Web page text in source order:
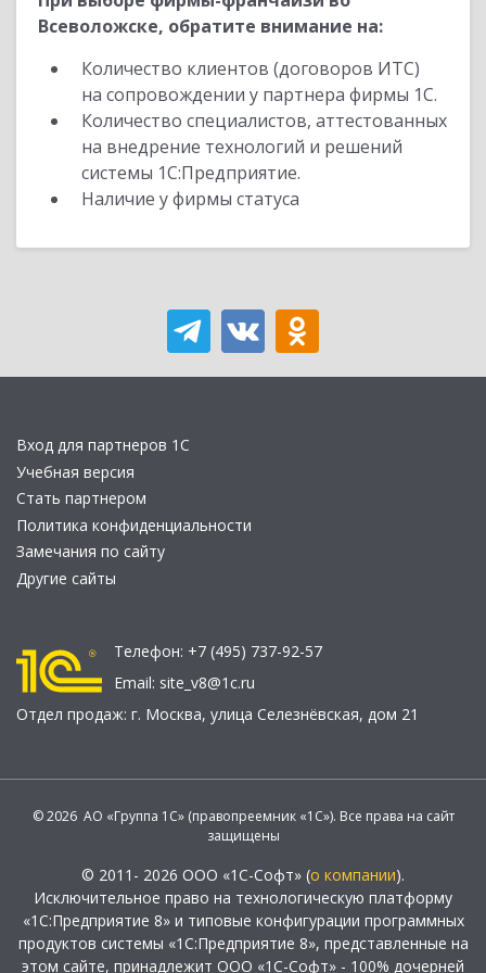
Всеволожске, обратите внимание на:
Количество клиентов (договоров ИТС)
на сопровождении у партнера фирмы 1С.
Количество специалистов, аттестованных
на внедрение технологий и решений
системы 1С:Предприятие.
Наличие у фирмы статуса
Вход для партнеров 1С
Учебная версия
Стать партнером
Политика конфиденциальности
Замечания по сайту
Другие сайты
Телефон: +7 (495) 737-92-57
Email: site_v8@1c.ru
Отдел продаж: г. Москва, улица Селезнёвская, дом 21
© 2026 АО «Группа 1С» (правопреемник «1С»). Все права на сайт
защищены
© 2011- 2026 ООО «1С-Софт» (о компании).
Исключительное право на технологическую платформу
«1С:Предприятие 8» и типовые конфигурации программных
продуктов системы «1С:Предприятие 8», представленные на
этом сайте, принадлежит ООО «1С-Софт» - 100% дочерней